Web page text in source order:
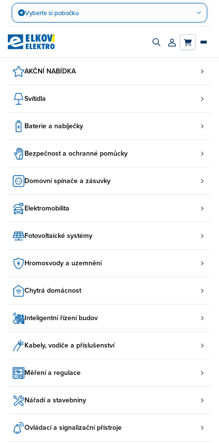
Přejít
obsah
Vyberte si pobočku
Zapnout/vypnout
Přihlásit/
AKČNÍ NABÍDKA
Svítidla
Baterie a nabíječky
Bezpečnost a ochranné pomůcky
Domovní spínače a zásuvky
Elektromobilita
Fotovoltaické systémy
Hromosvody a uzemnění
Chytrá domácnost
Inteligentní řízení budov
Kabely, vodiče a příslušenství
Měření a regulace
Nářadí a stavebniny
Ovládací a signalizační přístroje